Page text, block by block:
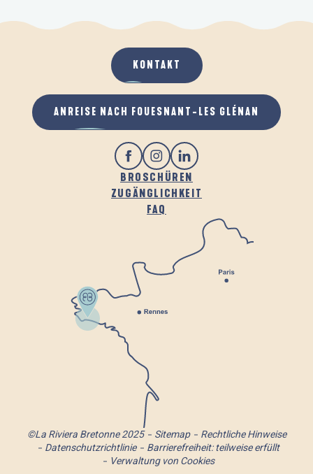
BROSCHÜREN
ZUGÄNGLICHKEIT
FAQ
KONTAKT
ANREISE NACH FOUESNANT-LES GLÉNAN
©La Riviera Bretonne 2025 Sitemap
Rechtliche Hinweise
Datenschutzrichtlinie
Barrierefreiheit: teilweise erfüllt
Verwaltung von Cookies